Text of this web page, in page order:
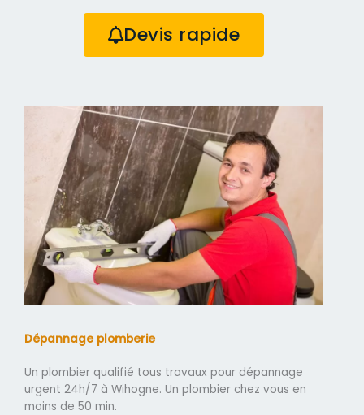
Devis rapide
Dépannage plomberie
Un plombier qualifié tous travaux pour dépannage
urgent 24h/7 à Wihogne. Un plombier chez vous en
moins de 50 min.